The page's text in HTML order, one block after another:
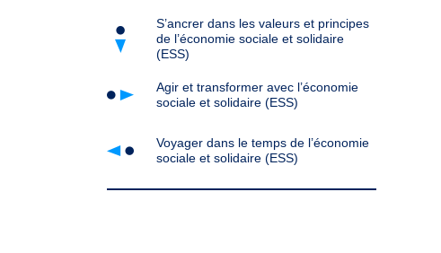
S’ancrer dans les valeurs et principes
de l’économie sociale et solidaire
(ESS)
Agir et transformer avec l’économie
sociale et solidaire (ESS)
Voyager dans le temps de l’économie
sociale et solidaire (ESS)